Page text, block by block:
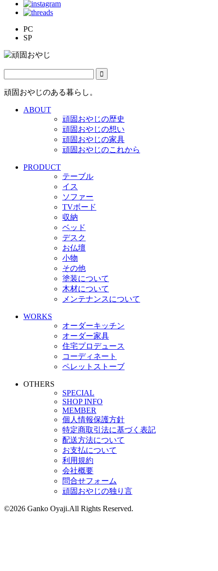
PC
SP
頑固おやじのある暮らし。
ABOUT
頑固おやじの歴史
頑固おやじの想い
頑固おやじの家具
頑固おやじのこれから
PRODUCT
テーブル
イス
ソファー
TVボード
収納
ベッド
デスク
お仏壇
小物
その他
塗装について
木材について
メンテナンスについて
WORKS
オーダーキッチン
オーダー家具
住宅プロデュース
コーディネート
ペレットストーブ
OTHERS
SPECIAL
SHOP INFO
MEMBER
個人情報保護方針
特定商取引法に基づく表記
配送方法について
お支払について
利用規約
会社概要
問合せフォーム
頑固おやじの独り言
©2026 Ganko Oyaji.All Rights Reserved.